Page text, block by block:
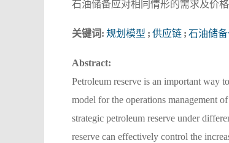
石油储备应对相同情形的需求及价
关键词: 规划模型 ; 供应链 ; 石油储
Abstract:
Petroleum reserve is an important way
model for the operations management
strategic petroleum reserve under
reserve can effectively control the